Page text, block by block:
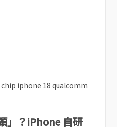
」？iPhone 自研